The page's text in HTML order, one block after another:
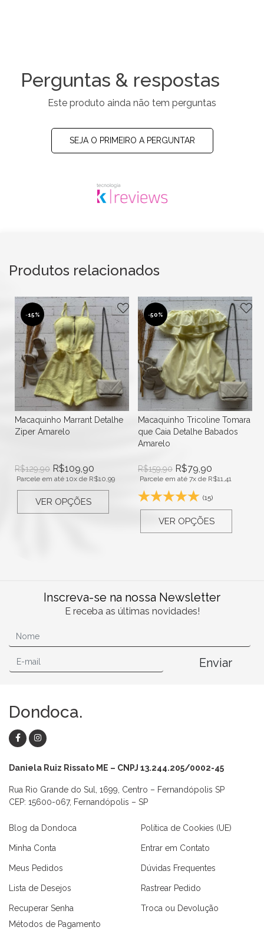
Perguntas & respostas
Este produto ainda não tem perguntas
SEJA O PRIMEIRO A PERGUNTAR
Produtos relacionados
-15%
Macaquinho Marrant Detalhe
Ziper Amarelo
R$129,90 R$109,90
Parcele em até 10x de R$10,99
VER OPÇÕES
-50%
Macaquinho Tricoline Tomara
que Caia Detalhe Babados
Amarelo
R$159,90 R$79,90
Parcele em até 7x de R$11,41
(15)
VER OPÇÕES
Inscreva-se na nossa Newsletter
E receba as últimas novidades!
Enviar
Dondoca.
Daniela Ruiz Rissato ME – CNPJ 13.244.205/0002-45
Rua Rio Grande do Sul, 1699, Centro – Fernandópolis SP
CEP: 15600-067, Fernandópolis – SP
Blog da Dondoca
Minha Conta
Meus Pedidos
Lista de Desejos
Recuperar Senha
Política de Cookies (UE)
Entrar em Contato
Dúvidas Frequentes
Rastrear Pedido
Troca ou Devolução
Métodos de Pagamento